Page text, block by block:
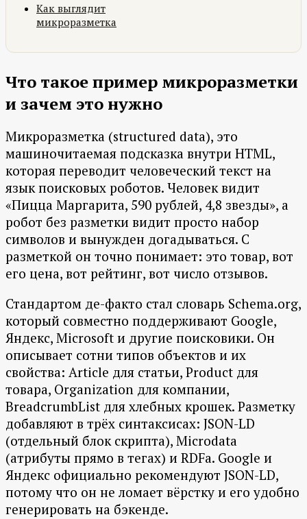
Как выглядит
микроразметка
Что такое пример микроразметки
и зачем это нужно
Микроразметка (structured data), это
машиночитаемая подсказка внутри HTML,
которая переводит человеческий текст на
язык поисковых роботов. Человек видит
«Пицца Маргарита, 590 рублей, 4,8 звезды», а
робот без разметки видит просто набор
символов и вынужден догадываться. С
разметкой он точно понимает: это товар, вот
его цена, вот рейтинг, вот число отзывов.
Стандартом де-факто стал словарь Schema.org,
который совместно поддерживают Google,
Яндекс, Microsoft и другие поисковики. Он
описывает сотни типов объектов и их
свойства: Article для статьи, Product для
товара, Organization для компании,
BreadcrumbList для хлебных крошек. Разметку
добавляют в трёх синтаксисах: JSON-LD
(отдельный блок скрипта), Microdata
(атрибуты прямо в тегах) и RDFa. Google и
Яндекс официально рекомендуют JSON-LD,
потому что он не ломает вёрстку и его удобно
генерировать на бэкенде.